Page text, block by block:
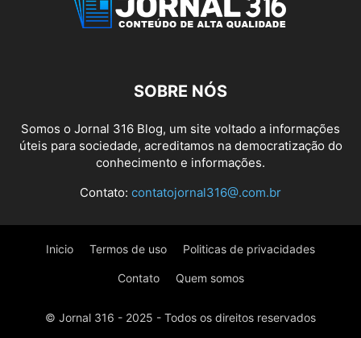
SOBRE NÓS
Somos o Jornal 316 Blog, um site voltado a informações
úteis para sociedade, acreditamos na democratização do
conhecimento e informações.
Contato: contatojornal316@.com.br
Inicio Termos de uso Politicas de privacidades
Contato Quem somos
© Jornal 316 - 2025 - Todos os direitos reservados